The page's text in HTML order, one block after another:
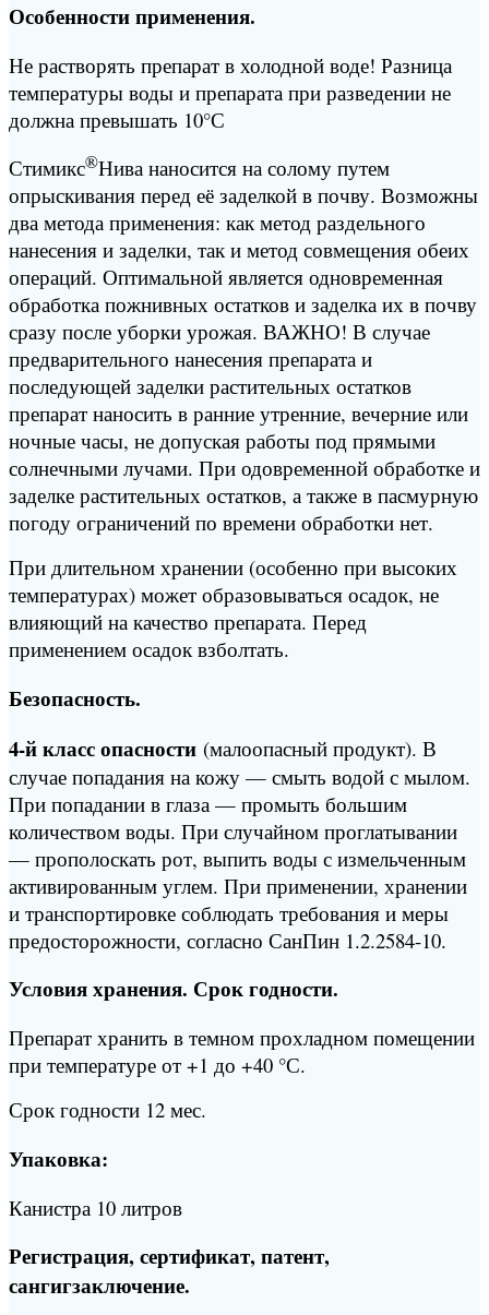
Особенности применения.
Не растворять препарат в холодной воде! Разница
температуры воды и препарата при разведении не
должна превышать 10°С
Стимикс®Нива наносится на солому путем
опрыскивания перед её заделкой в почву. Возможны
два метода применения: как метод раздельного
нанесения и заделки, так и метод совмещения обеих
операций. Оптимальной является одновременная
обработка пожнивных остатков и заделка их в почву
сразу после уборки урожая. ВАЖНО! В случае
предварительного нанесения препарата и
последующей заделки растительных остатков
препарат наносить в ранние утренние, вечерние или
ночные часы, не допуская работы под прямыми
солнечными лучами. При одовременной обработке и
заделке растительных остатков, а также в пасмурную
погоду ограничений по времени обработки нет.
При длительном хранении (особенно при высоких
температурах) может образовываться осадок, не
влияющий на качество препарата. Перед
применением осадок взболтать.
Безопасность.
4-й класс опасности (малоопасный продукт). В
случае попадания на кожу — смыть водой с мылом.
При попадании в глаза — промыть большим
количеством воды. При случайном проглатывании
— прополоскать рот, выпить воды с измельченным
активированным углем. При применении, хранении
и транспортировке соблюдать требования и меры
предосторожности, согласно СанПин 1.2.2584-10.
Условия хранения. Срок годности.
Препарат хранить в темном прохладном помещении
при температуре от +1 до +40 °С.
Срок годности 12 мес.
Упаковка:
Канистра 10 литров
Регистрация, сертификат, патент,
сангигзаключение.